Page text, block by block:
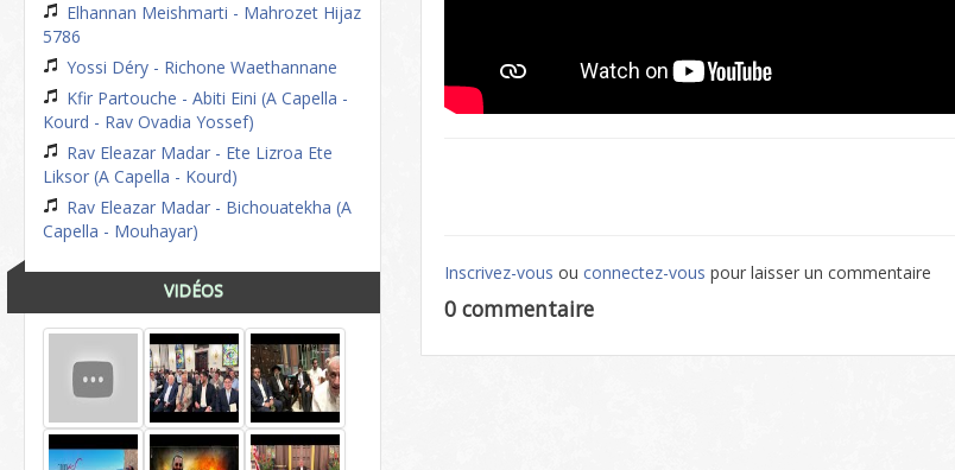
Elhannan Meishmarti - Mahrozet Hijaz
5786
Yossi Déry - Richone Waethannane
Kfir Partouche - Abiti Eini (A Capella -
Kourd - Rav Ovadia Yossef)
Rav Eleazar Madar - Ete Lizroa Ete
Liksor (A Capella - Kourd)
Rav Eleazar Madar - Bichouatekha (A
Capella - Mouhayar)
VIDÉOS
Inscrivez-vous ouconnectez-vous pour laisser un commentaire
0 commentaire